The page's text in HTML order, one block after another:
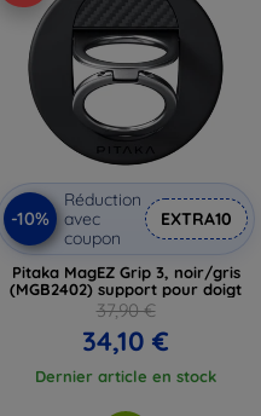
-10%
Réduction
avec
coupon
EXTRA10
Pitaka MagEZ Grip 3, noir/gris
(MGB2402) support pour doigt
37,90 €
34,10 €
Dernier article en stock